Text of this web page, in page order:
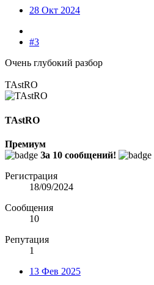
28 Окт 2024
#3
Очень глубокий разбор
TAstRO
TAstRO
Премиум
За 10 сообщений!
Регистрация
18/09/2024
Сообщения
10
Репутация
1
13 Фев 2025